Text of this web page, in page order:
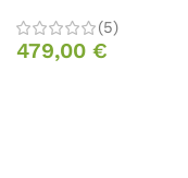
(5)
479,00 €